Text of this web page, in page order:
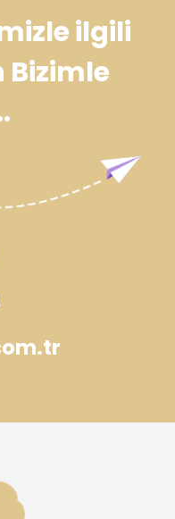
ilgili
Bizimle